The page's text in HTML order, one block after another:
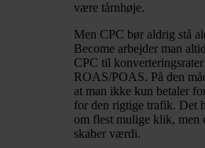
være tårnhøje.
Men CPC bør aldrig stå
Become arbejder man
CPC til
ROAS/POAS. På den
at man ikke kun betaler
for den rigtige trafik. Det
om flest mulige klik, men
skaber værdi.